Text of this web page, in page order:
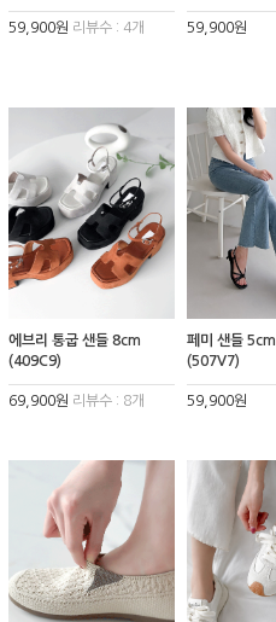
59,900원 리뷰수 : 4개 59,900원
에브리 통굽 샌들 8cm
(409C9)
69,900원 리뷰수 : 8개
페미 샌들 5cm
(507V7)
59,900원